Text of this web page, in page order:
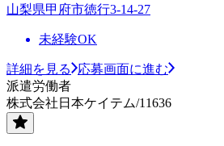
山梨県甲府市徳行3-14-27
未経験OK
詳細を見る
応募画面に進む
派遣労働者
株式会社日本ケイテム/11636